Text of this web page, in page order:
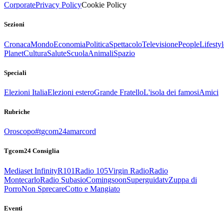
CorporatePrivacy PolicyCookie Policy
Sezioni
CronacaMondoEconomiaPoliticaSpettacoloTelevisionePeople
PlanetCulturaSaluteScuolaAnimaliSpazio
Speciali
Elezioni ItaliaElezioni esteroGrande FratelloL'isola dei famosiAmici
Rubriche
Oroscopo#tgcom24amarcord
Tgcom24 Consiglia
Mediaset InfinityR101Radio 105Virgin RadioRadio
MontecarloRadio SubasioComingsoonSuperguidatvZuppa di
PorroNon SprecareCotto e Mangiato
Eventi